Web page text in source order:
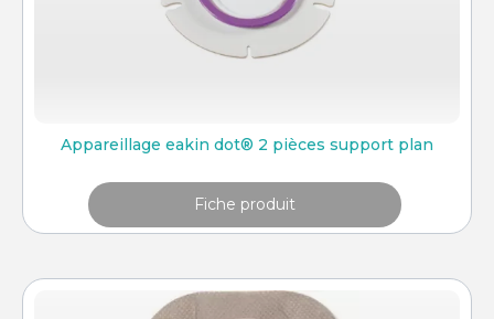
Appareillage eakin dot® 2 pièces support plan
Fiche produit